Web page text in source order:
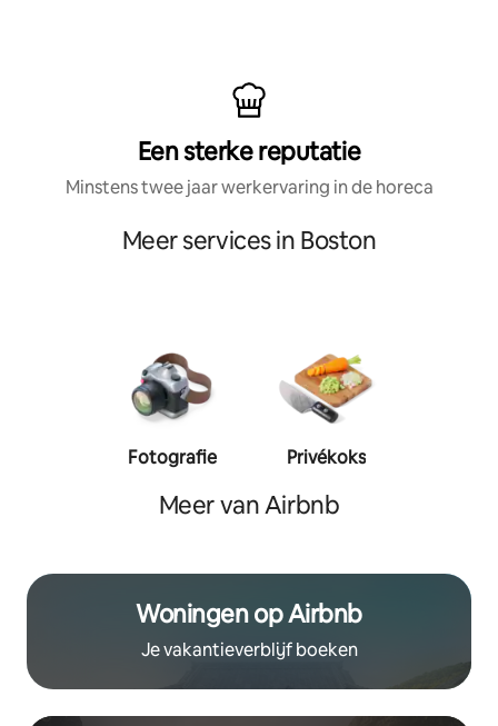
Een sterke reputatie
Minstens twee jaar werkervaring in de horeca
Meer services in Boston
Fotografie Privékoks
Meer van Airbnb
Woningen op Airbnb
Je vakantieverblijf boeken